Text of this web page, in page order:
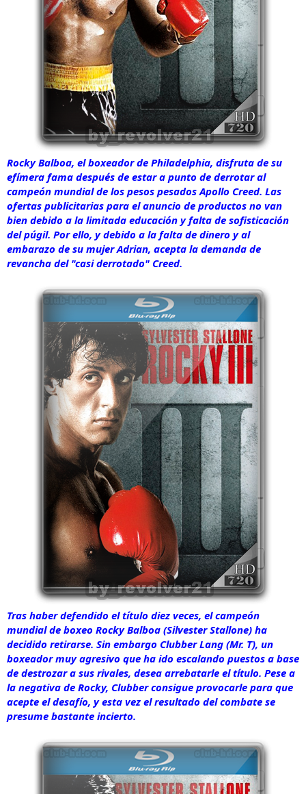
Rocky Balboa, el boxeador de Philadelphia, disfruta de su
efímera fama después de estar a punto de derrotar al
campeón mundial de los pesos pesados Apollo Creed. Las
ofertas publicitarias para el anuncio de productos no van
bien debido a la limitada educación y falta de sofisticación
del púgil. Por ello, y debido a la falta de dinero y al
embarazo de su mujer Adrian, acepta la demanda de
revancha del "casi derrotado" Creed.
Tras haber defendido el título diez veces, el campeón
mundial de boxeo Rocky Balboa (Silvester Stallone) ha
decidido retirarse. Sin embargo Clubber Lang (Mr. T), un
boxeador muy agresivo que ha ido escalando puestos a base
de destrozar a sus rivales, desea arrebatarle el título. Pese a
la negativa de Rocky, Clubber consigue provocarle para que
acepte el desafío, y esta vez el resultado del combate se
presume bastante incierto.